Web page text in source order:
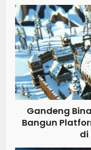
Gandeng
Bangun
di